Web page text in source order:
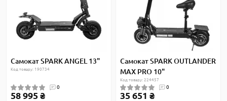
Самокат SPARK ANGEL 13"
Код товару: 190734
0
58 995 ₴
Самокат SPARK OUTLANDER
MAX PRO 10"
Код товару: 224457
0
35 651 ₴